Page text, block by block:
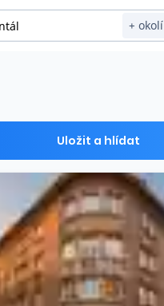
+ okolí
s Reas.cz
odhad ceny
prodaných nemovitostí
výkup
Bruntál
Uložit a hlídat